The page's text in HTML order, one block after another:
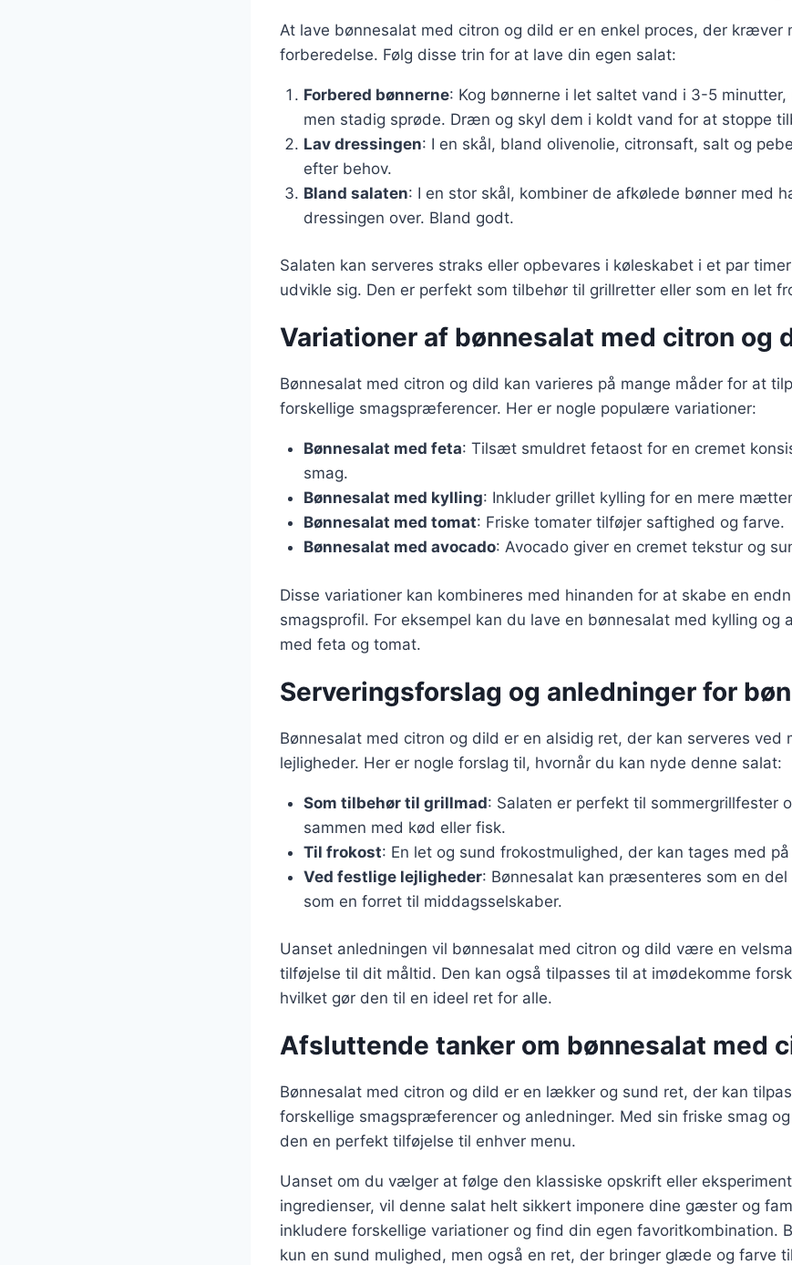
At lave bønnesalat med citron og dild er en enkel proces, der kræver
forberedelse. Følg disse trin for at lave din egen salat:
Forbered bønnerne: Kog bønnerne i let saltet vand i 3-5 minutter,
men stadig sprøde. Dræn og skyl dem i koldt vand for at stoppe
Lav dressingen: I en skål, bland olivenolie, citronsaft, salt og
efter behov.
Bland salaten: I en stor skål, kombiner de afkølede bønner med
dressingen over. Bland godt.
Salaten kan serveres straks eller opbevares i køleskabet i et par
udvikle sig. Den er perfekt som tilbehør til grillretter eller som en let
Variationer af bønnesalat med citron og
Bønnesalat med citron og dild kan varieres på mange måder for at
forskellige smagspræferencer. Her er nogle populære variationer:
Bønnesalat med feta: Tilsæt smuldret fetaost for en cremet
smag.
Bønnesalat med kylling: Inkluder grillet kylling for en mere
Bønnesalat med tomat: Friske tomater tilføjer saftighed og farve.
Bønnesalat med avocado: Avocado giver en cremet tekstur og
Disse variationer kan kombineres med hinanden for at skabe en
smagsprofil. For eksempel kan du lave en bønnesalat med kylling og
med feta og tomat.
Serveringsforslag og anledninger for
Bønnesalat med citron og dild er en alsidig ret, der kan serveres ved
lejligheder. Her er nogle forslag til, hvornår du kan nyde denne salat:
Som tilbehør til grillmad: Salaten er perfekt til sommergrillfester
sammen med kød eller fisk.
Til frokost: En let og sund frokostmulighed, der kan tages med
Ved festlige lejligheder: Bønnesalat kan præsenteres som en
som en forret til middagsselskaber.
Uanset anledningen vil bønnesalat med citron og dild være en
tilføjelse til dit måltid. Den kan også tilpasses til at imødekomme
hvilket gør den til en ideel ret for alle.
Afsluttende tanker om bønnesalat med
Bønnesalat med citron og dild er en lækker og sund ret, der kan
forskellige smagspræferencer og anledninger. Med sin friske smag
den en perfekt tilføjelse til enhver menu.
Uanset om du vælger at følge den klassiske opskrift eller
ingredienser, vil denne salat helt sikkert imponere dine gæster og
inkludere forskellige variationer og find din egen favoritkombination.
kun en sund mulighed, men også en ret, der bringer glæde og farve